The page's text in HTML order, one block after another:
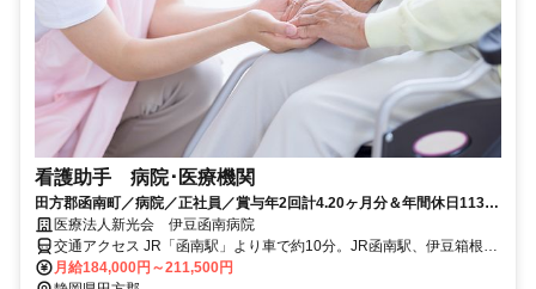
看護助手 病院･医療機関
田方郡函南町／病院／正社員／賞与年2回計4.20ヶ月分＆年間休日113日
託児所完備/6028_189637
医療法人新光会 伊豆函南病院
交通アクセス JR「函南駅」より車で約10分。JR函南駅、伊豆箱根鉄
道大場駅より職員通勤送迎バスあり。
月給184,000円～211,500円